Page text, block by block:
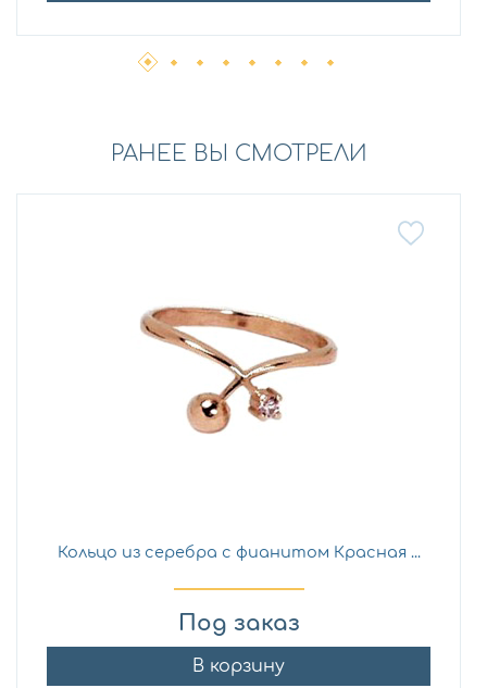
РАНЕЕ ВЫ СМОТРЕЛИ
Кольцо из серебра с фианитом Красная ...
Под заказ
В корзину